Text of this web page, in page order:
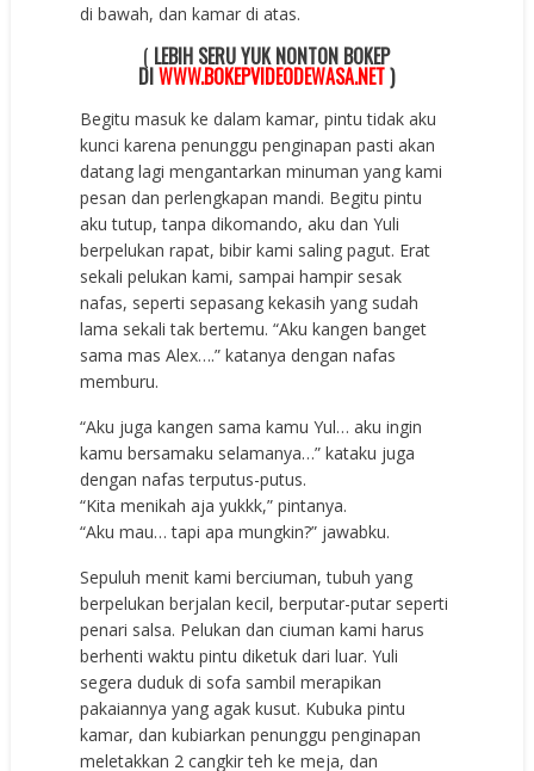
di bawah, dan kamar di atas.
( LEBIH SERU YUK NONTON BOKEP
DIWWW.BOKEPVIDEODEWASA.NET)
Begitu masuk ke dalam kamar, pintu tidak aku
kunci karena penunggu penginapan pasti akan
datang lagi mengantarkan minuman yang kami
pesan dan perlengkapan mandi. Begitu pintu
aku tutup, tanpa dikomando, aku dan Yuli
berpelukan rapat, bibir kami saling pagut. Erat
sekali pelukan kami, sampai hampir sesak
nafas, seperti sepasang kekasih yang sudah
lama sekali tak bertemu. “Aku kangen banget
sama mas Alex….” katanya dengan nafas
memburu.
“Aku juga kangen sama kamu Yul… aku ingin
kamu bersamaku selamanya…” kataku juga
dengan nafas terputus-putus.
“Kita menikah aja yukkk,” pintanya.
“Aku mau… tapi apa mungkin?” jawabku.
Sepuluh menit kami berciuman, tubuh yang
berpelukan berjalan kecil, berputar-putar seperti
penari salsa. Pelukan dan ciuman kami harus
berhenti waktu pintu diketuk dari luar. Yuli
segera duduk di sofa sambil merapikan
pakaiannya yang agak kusut. Kubuka pintu
kamar, dan kubiarkan penunggu penginapan
meletakkan 2 cangkir teh ke meja, dan